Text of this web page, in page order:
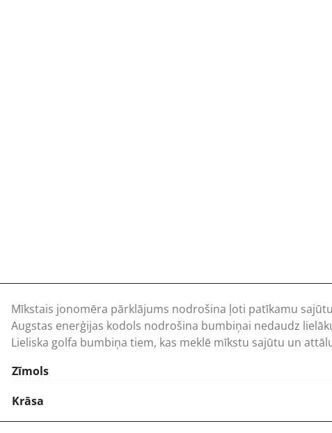
Mīkstais jonomēra pārklājums nodrošina ļoti patīkamu
Augstas enerģijas kodols nodrošina bumbiņai nedaudz
Lieliska golfa bumbiņa tiem, kas meklē mīkstu sajūtu un
Zīmols
Krāsa